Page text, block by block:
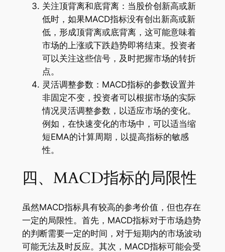
关注顶背离和底背离：当股价创新高或新
低时，如果MACD指标没有创出新高或新
低，形成顶背离或底背离，这可能意味着
市场的上涨或下跌趋势即将结束。投资者
可以关注这些信号，及时把握市场的转折
点。
灵活调整参数：MACD指标的参数设置并
非固定不变，投资者可以根据市场的实际
情况灵活调整参数，以适应市场的变化。
例如，在快速变化的市场中，可以适当缩
短EMA的计算周期，以提高指标的敏感
性。
四、MACD指标的局限性
虽然MACD指标具有较高的参考价值，但也存在
一定的局限性。首先，MACD指标对于市场趋势
的判断需要一定的时间，对于短期内的市场波动
可能无法及时反应。其次，MACD指标可能会受